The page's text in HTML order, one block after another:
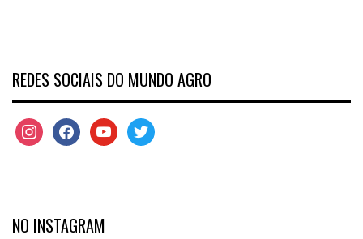
REDES SOCIAIS DO MUNDO AGRO
NO INSTAGRAM